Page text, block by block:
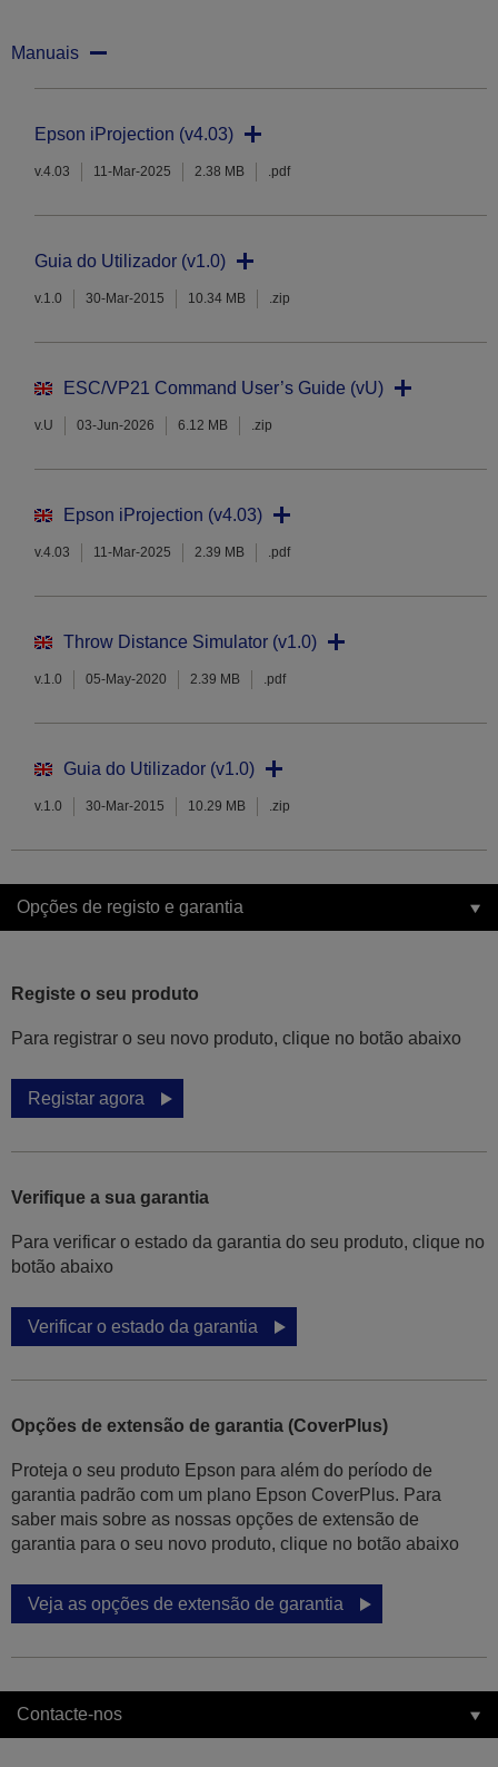
Manuais
Epson iProjection (v4.03)
v.4.03 11-Mar-2025 2.38 MB .pdf
Guia do Utilizador (v1.0)
v.1.0 30-Mar-2015 10.34 MB .zip
ESC/VP21 Command User’s Guide (vU)
v.U 03-Jun-2026 6.12 MB .zip
Epson iProjection (v4.03)
v.4.03 11-Mar-2025 2.39 MB .pdf
Throw Distance Simulator (v1.0)
v.1.0 05-May-2020 2.39 MB .pdf
Guia do Utilizador (v1.0)
v.1.0 30-Mar-2015 10.29 MB .zip
Opções de registo e garantia
Registe o seu produto
Para registrar o seu novo produto, clique no botão abaixo
Registar agora
Verifique a sua garantia
Para verificar o estado da garantia do seu produto, clique no
botão abaixo
Verificar o estado da garantia
Opções de extensão de garantia (CoverPlus)
Proteja o seu produto Epson para além do período de
garantia padrão com um plano Epson CoverPlus. Para
saber mais sobre as nossas opções de extensão de
garantia para o seu novo produto, clique no botão abaixo
Veja as opções de extensão de garantia
Contacte-nos